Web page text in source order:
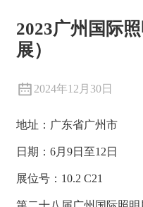
2023广州国际
展）
2024年12月30日
地址：广东省广州市
日期：6月9日至12日
展位号：10.2 C21